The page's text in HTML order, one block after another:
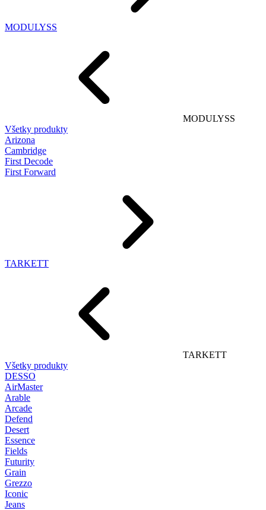
MODULYSS
MODULYSS
Všetky produkty
Arizona
Cambridge
First Decode
First Forward
TARKETT
TARKETT
Všetky produkty
DESSO
AirMaster
Arable
Arcade
Defend
Desert
Essence
Fields
Futurity
Grain
Grezzo
Iconic
Jeans